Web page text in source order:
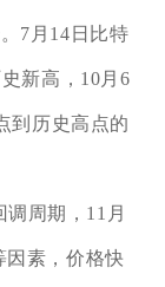
7月14日比特
新高，10月6
到历史高点的
周期，11月
因素，价格快